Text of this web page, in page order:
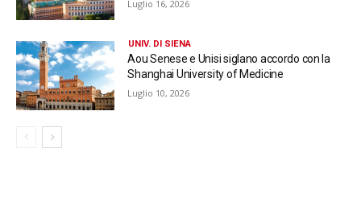
Luglio 16, 2026
UNIV. DI SIENA
Aou Senese e Unisi siglano accordo con la
Shanghai University of Medicine
Luglio 10, 2026